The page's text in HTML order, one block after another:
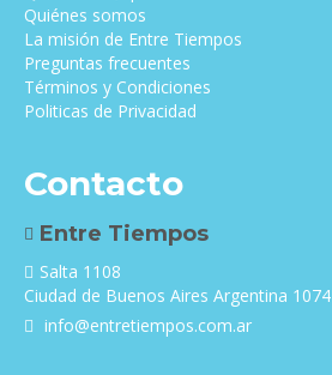
Quiénes somos
La misión de Entre Tiempos
Preguntas frecuentes
Términos y Condiciones
Politicas de Privacidad
Contacto
Entre Tiempos
Salta 1108
Ciudad de Buenos Aires Argentina 1074
info@entretiempos.com.ar